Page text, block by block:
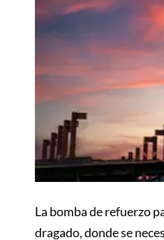
La bomba de refuerzo
dragado, donde se